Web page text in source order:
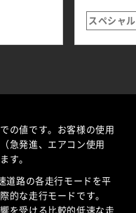
スペシャル
の値です。お客様の使用
急発進、エアコン使用
す。
道路の各走行モードを平
的な走行モードです。
を受ける比較的低速な走